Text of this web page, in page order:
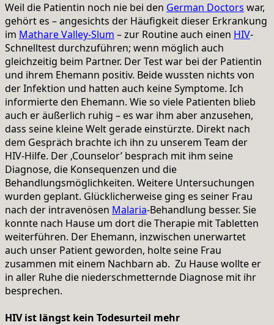
Weil die Patientin noch nie bei den German Doctors war,
gehört es – angesichts der Häufigkeit dieser Erkrankung
im Mathare Valley-Slum – zur Routine auch einen HIV-
Schnelltest durchzuführen; wenn möglich auch
gleichzeitig beim Partner. Der Test war bei der Patientin
und ihrem Ehemann positiv. Beide wussten nichts von
der Infektion und hatten auch keine Symptome. Ich
informierte den Ehemann. Wie so viele Patienten blieb
auch er äußerlich ruhig – es war ihm aber anzusehen,
dass seine kleine Welt gerade einstürzte. Direkt nach
dem Gespräch brachte ich ihn zu unserem Team der
HIV-Hilfe. Der ‚Counselor’ besprach mit ihm seine
Diagnose, die Konsequenzen und die
Behandlungsmöglichkeiten. Weitere Untersuchungen
wurden geplant. Glücklicherweise ging es seiner Frau
nach der intravenösen Malaria-Behandlung besser. Sie
konnte nach Hause um dort die Therapie mit Tabletten
weiterführen. Der Ehemann, inzwischen unerwartet
auch unser Patient geworden, holte seine Frau
zusammen mit einem Nachbarn ab. Zu Hause wollte er
in aller Ruhe die niederschmetternde Diagnose mit ihr
besprechen.
HIV ist längst kein Todesurteil mehr